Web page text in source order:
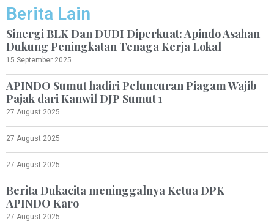
Berita Lain
Sinergi BLK Dan DUDI Diperkuat: Apindo Asahan
Dukung Peningkatan Tenaga Kerja Lokal
15 September 2025
APINDO Sumut hadiri Peluncuran Piagam Wajib
Pajak dari Kanwil DJP Sumut 1
27 August 2025
27 August 2025
27 August 2025
Berita Dukacita meninggalnya Ketua DPK
APINDO Karo
27 August 2025